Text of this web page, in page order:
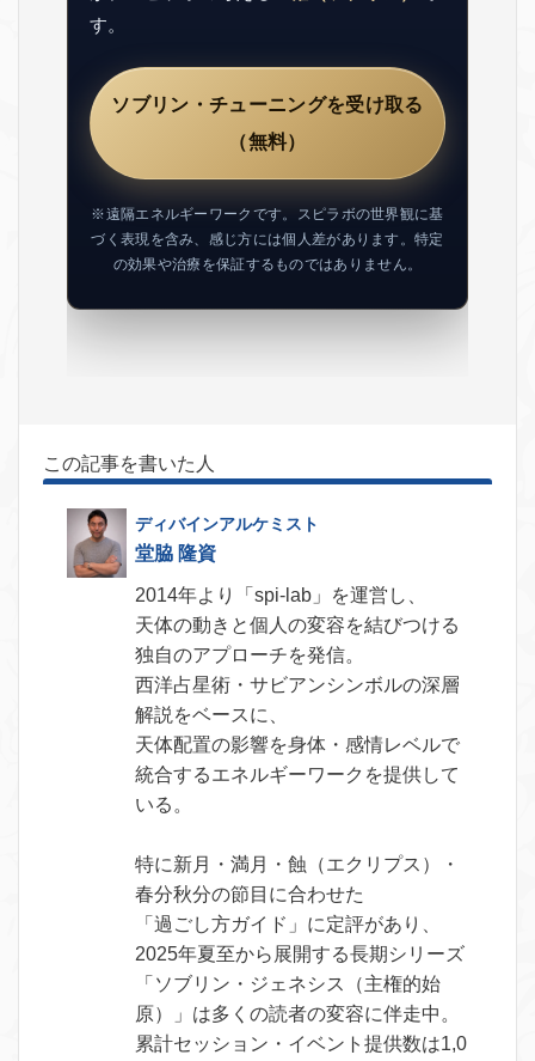
す。
ソブリン・チューニングを受け取る
（無料）
※遠隔エネルギーワークです。スピラボの世界観に基
づく表現を含み、感じ方には個人差があります。特定
の効果や治療を保証するものではありません。
この記事を書いた人
堂脇 隆資
2014年より「spi-lab」を運営し、
天体の動きと個人の変容を結びつける
独自のアプローチを発信。
西洋占星術・サビアンシンボルの深層
解説をベースに、
天体配置の影響を身体・感情レベルで
統合するエネルギーワークを提供して
いる。
特に新月・満月・蝕（エクリプス）・
春分秋分の節目に合わせた
「過ごし方ガイド」に定評があり、
2025年夏至から展開する長期シリーズ
「ソブリン・ジェネシス（主権的始
原）」は多くの読者の変容に伴走中。
累計セッション・イベント提供数は1,0